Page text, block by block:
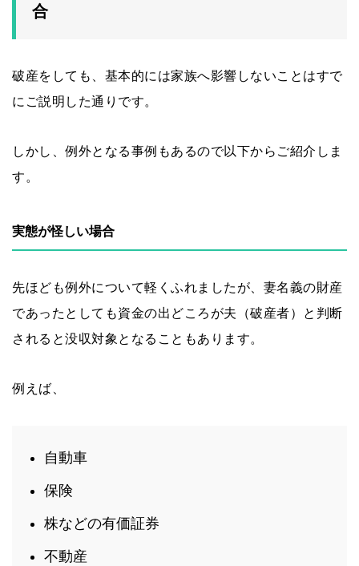
合
破産をしても、基本的には家族へ影響しないことはすで
にご説明した通りです。
しかし、例外となる事例もあるので以下からご紹介しま
す。
実態が怪しい場合
先ほども例外について軽くふれましたが、妻名義の財産
であったとしても資金の出どころが夫（破産者）と判断
されると没収対象となることもあります。
例えば、
自動車
保険
株などの有価証券
不動産